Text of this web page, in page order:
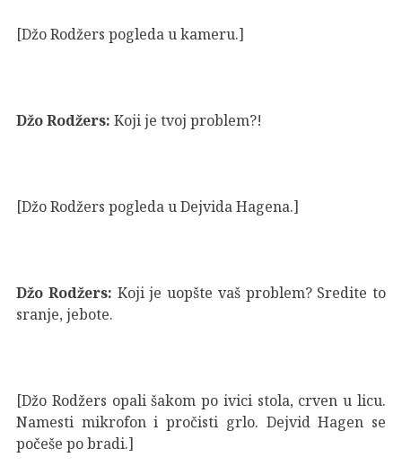
[Džo Rodžers pogleda u kameru.]
Džo Rodžers: Koji je tvoj problem?!
[Džo Rodžers pogleda u Dejvida Hagena.]
Džo Rodžers: Koji je uopšte vaš problem? Sredite to
sranje, jebote.
[Džo Rodžers opali šakom po ivici stola, crven u licu.
Namesti mikrofon i pročisti grlo. Dejvid Hagen se
počeše po bradi.]